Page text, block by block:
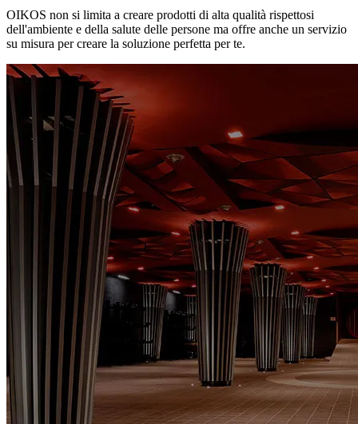
OIKOS non si limita a creare prodotti di alta qualità rispettosi
dell'ambiente e della salute delle persone ma offre anche un servizio
su misura per creare la soluzione perfetta per te.